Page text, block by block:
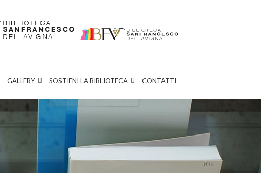
GALLERY SOSTIENI LA BIBLIOTECA CONTATTI